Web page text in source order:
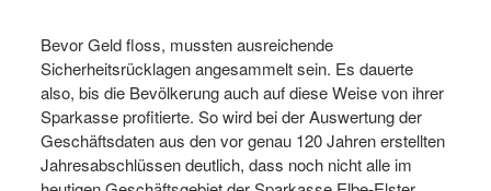
Bevor Geld floss, mussten ausreichende
Sicherheitsrücklagen angesammelt sein. Es dauerte
also, bis die Bevölkerung auch auf diese Weise von ihrer
Sparkasse profitierte. So wird bei der Auswertung der
Geschäftsdaten aus den vor genau 120 Jahren erstellten
Jahresabschlüssen deutlich, dass noch nicht alle im